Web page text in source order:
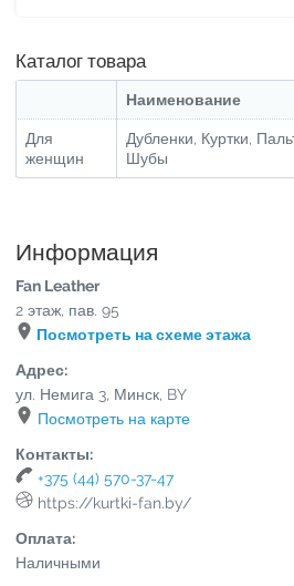
Каталог товара
Наименование
Для
женщин
Дубленки, Куртки,
Шубы
Информация
Fan Leather
2 этаж, пав. 95
Посмотреть на схеме этажа
Адрес:
ул. Немига 3, Минск, BY
Посмотреть на карте
Контакты:
+375 (44) 570-37-47
https://kurtki-fan.by/
Оплата:
Наличными